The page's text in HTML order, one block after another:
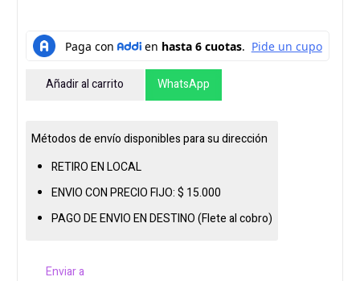
POSEIDON
ARGB
360
Añadir al carrito WhatsApp
Métodos de envío disponibles para su dirección
RETIRO EN LOCAL
ENVIO CON PRECIO FIJO:$ 15.000
PAGO DE ENVIO EN DESTINO (Flete al cobro)
Enviar a